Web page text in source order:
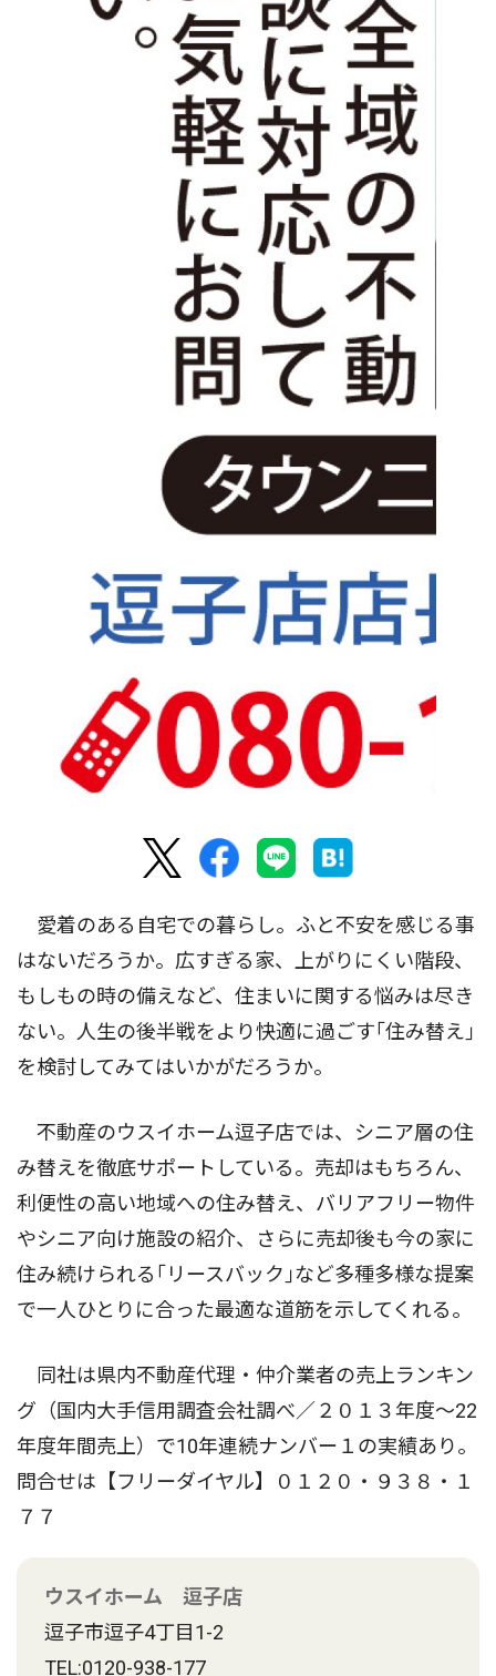
愛着のある自宅での暮らし。ふと不安を感じる事
はないだろうか。広すぎる家、上がりにくい階段、
もしもの時の備えなど、住まいに関する悩みは尽き
ない。人生の後半戦をより快適に過ごす｢住み替え｣
を検討してみてはいかがだろうか。
不動産のウスイホーム逗子店では、シニア層の住
み替えを徹底サポートしている。売却はもちろん、
利便性の高い地域への住み替え、バリアフリー物件
やシニア向け施設の紹介、さらに売却後も今の家に
住み続けられる｢リースバック｣など多種多様な提案
で一人ひとりに合った最適な道筋を示してくれる。
同社は県内不動産代理・仲介業者の売上ランキン
グ（国内大手信用調査会社調べ／２０１３年度〜22
年度年間売上）で10年連続ナンバー１の実績あり。
問合せは【フリーダイヤル】０１２０・９３８・１
７７
ウスイホーム 逗子店
逗子市逗子4丁目1-2
TEL:0120-938-177